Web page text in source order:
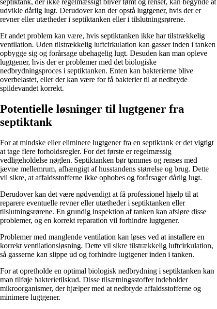
udvikle dårlig lugt. Derudover kan der opstå lugtgener, hvis der er
revner eller utætheder i septiktanken eller i tilslutningsrørene.
Et andet problem kan være, hvis septiktanken ikke har tilstrækkelig
ventilation. Uden tilstrækkelig luftcirkulation kan gasser inden i tanken
opbygge sig og forårsage ubehagelig lugt. Desuden kan man opleve
lugtgener, hvis der er problemer med det biologiske
nedbrydningsproces i septiktanken. Enten kan bakterierne blive
overbelastet, eller der kan være for få bakterier til at nedbryde
spildevandet korrekt.
Potentielle løsninger til lugtgener fra
septiktank
For at mindske eller eliminere lugtgener fra en septiktank er det vigtigt
at tage flere forholdsregler. For det første er regelmæssig
vedligeholdelse nøglen. Septiktanken bør tømmes og renses med
jævne mellemrum, afhængigt af husstandens størrelse og brug. Dette
vil sikre, at affaldsstofferne ikke ophobes og forårsager dårlig lugt.
Derudover kan det være nødvendigt at få professionel hjælp til at
reparere eventuelle revner eller utætheder i septiktanken eller
tilslutningsrørene. En grundig inspektion af tanken kan afsløre disse
problemer, og en korrekt reparation vil forhindre lugtgener.
Problemer med manglende ventilation kan løses ved at installere en
korrekt ventilationsløsning. Dette vil sikre tilstrækkelig luftcirkulation,
så gasserne kan slippe ud og forhindre lugtgener inden i tanken.
For at opretholde en optimal biologisk nedbrydning i septiktanken kan
man tilføje bakterietilskud. Disse tilsætningsstoffer indeholder
mikroorganismer, der hjælper med at nedbryde affaldsstofferne og
minimere lugtgener.